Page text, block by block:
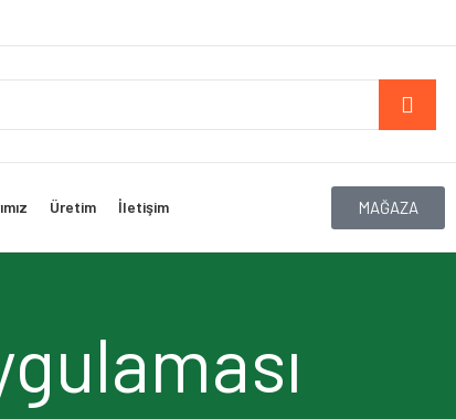
Üretim İletişim MAĞAZA